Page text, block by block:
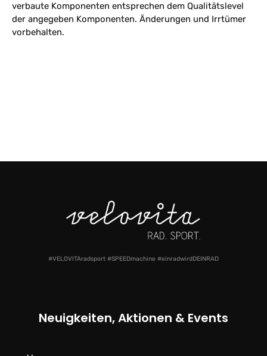
verbaute Komponenten entsprechen dem Qualitätslevel
der angegeben Komponenten. Änderungen und Irrtümer
vorbehalten.
#VELOVITAradsport #SPEEDmachine #einradwirdDEINRAD
Neuigkeiten, Aktionen & Events